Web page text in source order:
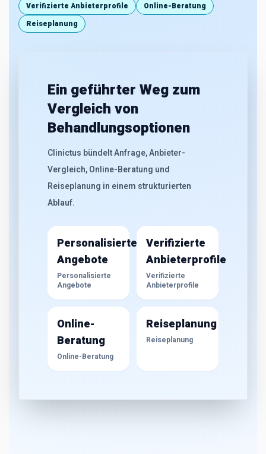
Verifizierte Anbieterprofile
Online-Beratung
Reiseplanung
Ein geführter Weg zum
Vergleich von
Behandlungsoptionen
Clinictus bündelt Anfrage, Anbieter-
Vergleich, Online-Beratung und
Reiseplanung in einem strukturierten
Ablauf.
Personalisierte
Angebote
Personalisierte
Angebote
Verifizierte
Anbieterprofile
Verifizierte
Anbieterprofile
Online-
Beratung
Online-Beratung
Reiseplanung
Reiseplanung